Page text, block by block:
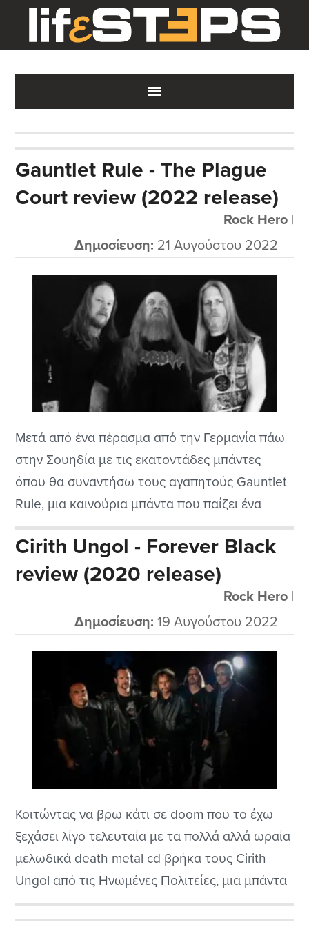
main
content
primary
sidebar
footer
Gauntlet Rule - The Plague
Court review (2022 release)
Rock Hero|
Δημοσίευση: 21 Αυγούστου 2022
Μετά από ένα πέρασμα από την Γερμανία πάω
στην Σουηδία με τις εκατοντάδες μπάντες
όπου θα συναντήσω τους αγαπητούς Gauntlet
Rule, μια καινούρια μπάντα που παίζει ένα
ωραίο στιβαρό heavy metal παλιάς κοπής ότι
πρέπει για τους μεγαλύτερους ρόκερς που
ψάχνουν ανάλογα ακούσματα και δεν τα
βρίσκουν εύκολα. Βάζω το cd στο σύστημα και
Cirith Ungol - Forever Black
review (2020 release)
Rock Hero|
Δημοσίευση: 19 Αυγούστου 2022
Κοιτώντας να βρω κάτι σε doom που το έχω
ξεχάσει λίγο τελευταία με τα πολλά αλλά ωραία
μελωδικά death metal cd βρήκα τους Cirith
Ungol από τις Ηνωμένες Πολιτείες, μια μπάντα
που ιδρύθηκε το μακρινό 1972 και παίζει ένα